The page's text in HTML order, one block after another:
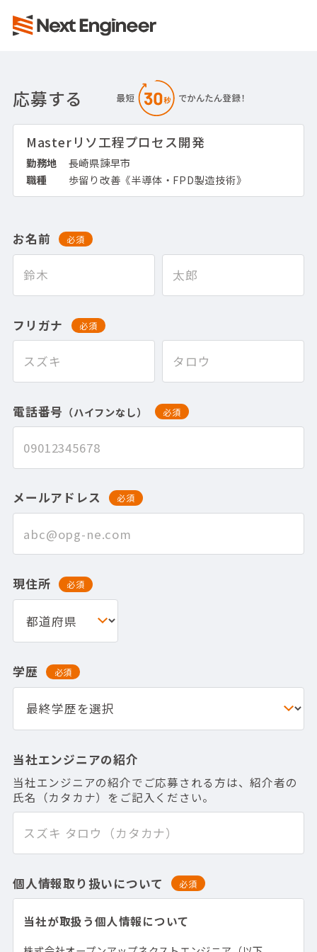
応募する
Masterリソ工程プロセス開発
勤務地
長崎県諫早市
職種
歩留り改善《半導体・FPD製造技術》
お名前 必須
フリガナ 必須
電話番号 （ハイフンなし） 必須
メールアドレス 必須
現住所 必須
学歴 必須
当社エンジニアの紹介
当社エンジニアの紹介でご応募される方は、紹介者の
氏名（カタカナ）をご記入ください。
個人情報取り扱いについて 必須
当社が取扱う個人情報について